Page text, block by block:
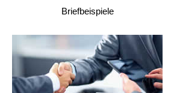
Briefbeispiele